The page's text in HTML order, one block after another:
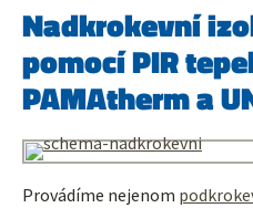
Nadkrokevní
pomocí PIR
PAMAtherm a
Provádíme nejenom